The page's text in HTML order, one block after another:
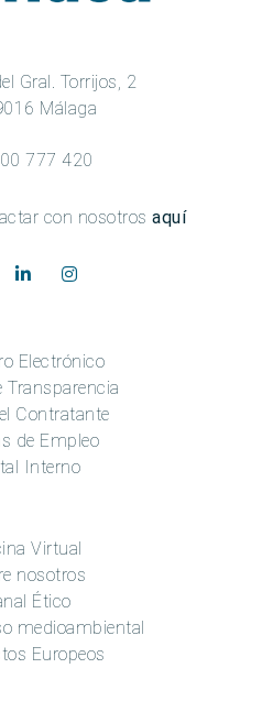
Gral. Torrijos, 2
Málaga
777 420
con nosotros aquí
Electrónico
Transparencia
Contratante
de Empleo
Interno
Virtual
nosotros
Ético
medioambiental
Europeos